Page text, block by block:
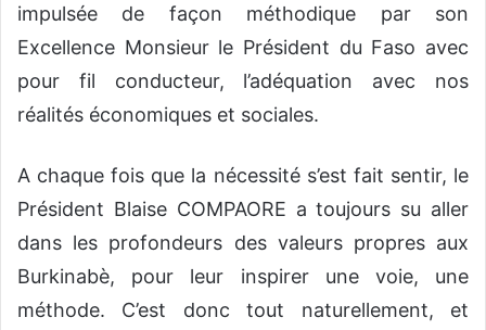
impulsée de façon méthodique par son
Excellence Monsieur le Président du Faso avec
pour fil conducteur, l’adéquation avec nos
réalités économiques et sociales.
A chaque fois que la nécessité s’est fait sentir, le
Président Blaise COMPAORE a toujours su aller
dans les profondeurs des valeurs propres aux
Burkinabè, pour leur inspirer une voie, une
méthode. C’est donc tout naturellement, et